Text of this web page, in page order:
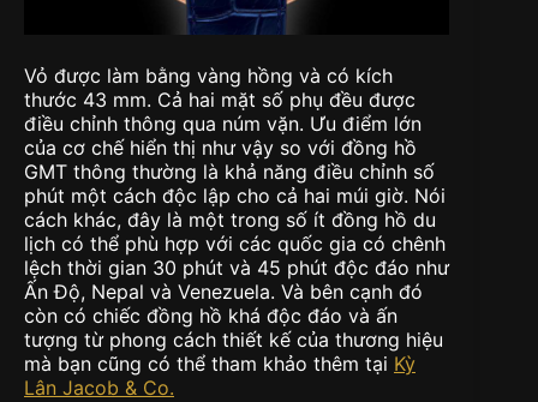
Vỏ được làm bằng vàng hồng và có kích
thước 43 mm. Cả hai mặt số phụ đều được
điều chỉnh thông qua núm vặn. Ưu điểm lớn
của cơ chế hiển thị như vậy so với đồng hồ
GMT thông thường là khả năng điều chỉnh số
phút một cách độc lập cho cả hai múi giờ. Nói
cách khác, đây là một trong số ít đồng hồ du
lịch có thể phù hợp với các quốc gia có chênh
lệch thời gian 30 phút và 45 phút độc đáo như
Ấn Độ, Nepal và Venezuela. Và bên cạnh đó
còn có chiếc đồng hồ khá độc đáo và ấn
tượng từ phong cách thiết kế của thương hiệu
mà bạn cũng có thể tham khảo thêm tại Kỳ
Lân Jacob & Co.